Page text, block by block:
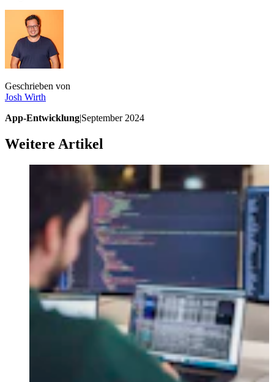
Geschrieben von
Josh Wirth
App-Entwicklung|September 2024
Weitere Artikel